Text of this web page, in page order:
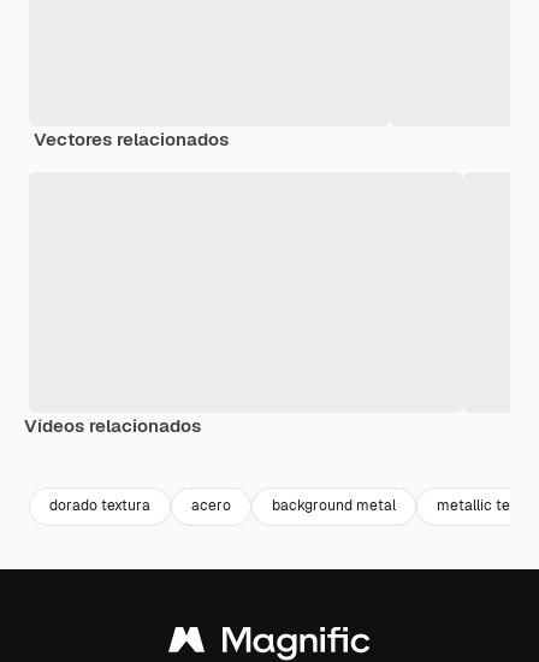
Vectores relacionados
Vídeos relacionados
dorado textura acero background metal metallic